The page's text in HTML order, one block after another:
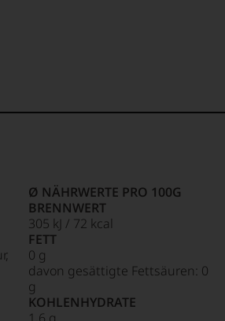
Ø NÄHRWERTE PRO 100G
BRENNWERT
305 kJ / 72 kcal
FETT
0 g
davon gesättigte Fettsäuren: 0
g
KOHLENHYDRATE